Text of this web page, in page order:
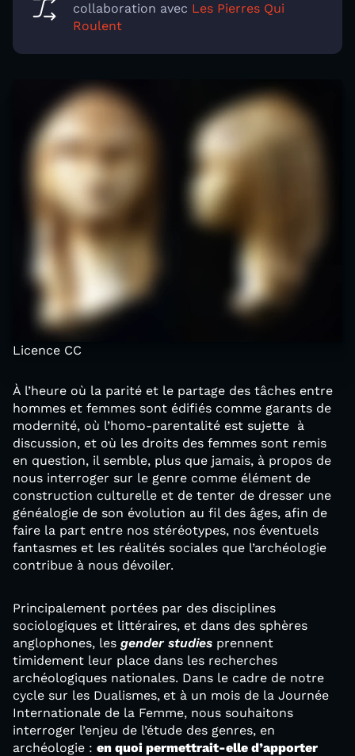
collaboration avec Les Pierres Qui
Roulent
Licence CC
À l’heure où la parité et le partage des tâches entre
hommes et femmes sont édifiés comme garants de
modernité, où l’homo-parentalité est sujette à
discussion, et où les droits des femmes sont remis
en question, il semble, plus que jamais, à propos de
nous interroger sur le genre comme élément de
construction culturelle et de tenter de dresser une
généalogie de son évolution au fil des âges, afin de
faire la part entre nos stéréotypes, nos éventuels
fantasmes et les réalités sociales que l’archéologie
contribue à nous dévoiler.
Principalement portées par des disciplines
sociologiques et littéraires, et dans des sphères
anglophones, les gender studies prennent
timidement leur place dans les recherches
archéologiques nationales. Dans le cadre de notre
cycle sur les Dualismes, et à un mois de la Journée
Internationale de la Femme, nous souhaitons
interroger l’enjeu de l’étude des genres, en
archéologie : en quoi permettrait-elle d’apporter